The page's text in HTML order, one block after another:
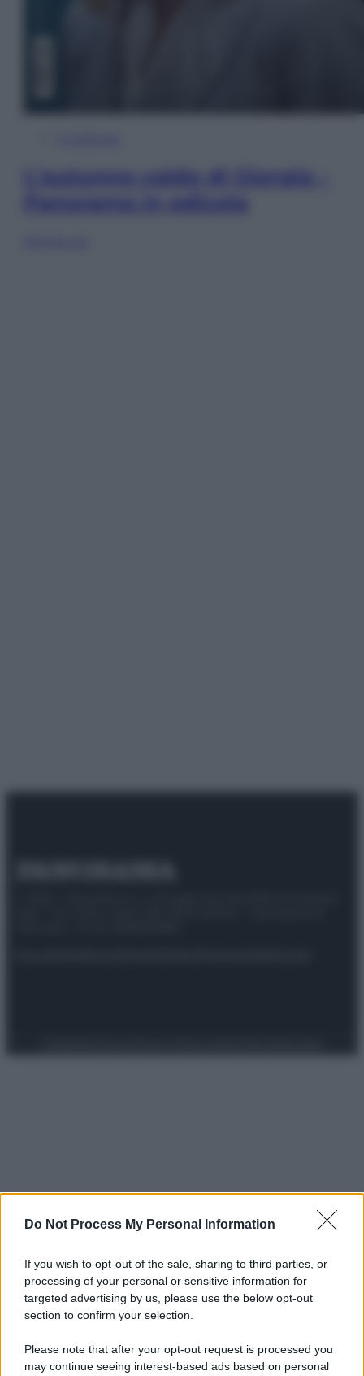
Do Not Process My Personal Information
If you wish to opt-out of the sale, sharing to third parties, or
processing of your personal or sensitive information for
targeted advertising by us, please use the below opt-out
section to confirm your selection.
Please note that after your opt-out request is processed you
may continue seeing interest-based ads based on personal